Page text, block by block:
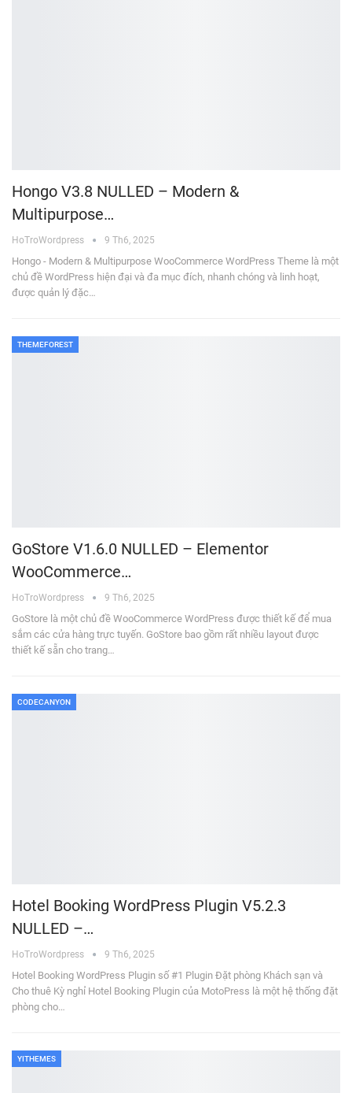
Hongo V3.8 NULLED – Modern &
Multipurpose…
HoTroWordpress 9 Th6, 2025
Hongo - Modern & Multipurpose WooCommerce WordPress Theme là một
chủ đề WordPress hiện đại và đa mục đích, nhanh chóng và linh hoạt,
được quản lý đặc…
THEMEFOREST
GoStore V1.6.0 NULLED – Elementor
WooCommerce…
HoTroWordpress 9 Th6, 2025
GoStore là một chủ đề WooCommerce WordPress được thiết kế để mua
sắm các cửa hàng trực tuyến. GoStore bao gồm rất nhiều layout được
thiết kế sẵn cho trang…
CODECANYON
Hotel Booking WordPress Plugin V5.2.3
NULLED –…
HoTroWordpress 9 Th6, 2025
Hotel Booking WordPress Plugin số #1 Plugin Đặt phòng Khách sạn và
Cho thuê Kỳ nghỉ Hotel Booking Plugin của MotoPress là một hệ thống đặt
phòng cho…
YITHEMES